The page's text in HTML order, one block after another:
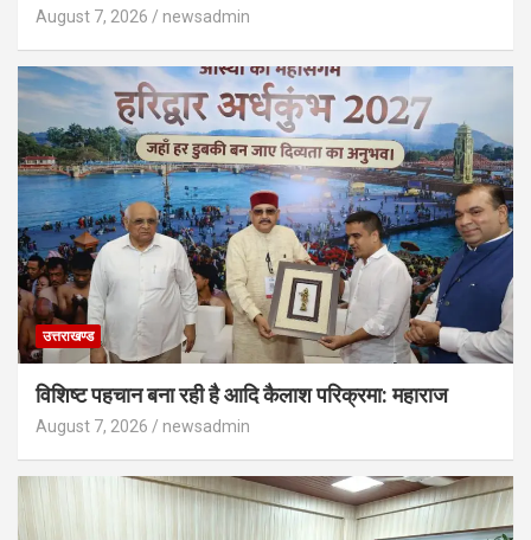
August 7, 2026 newsadmin
उत्तराखण्ड
विशिष्ट पहचान बना रही है आदि कैलाश परिक्रमा: महाराज
August 7, 2026 newsadmin